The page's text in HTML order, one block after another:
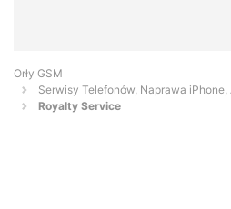
Orły GSM
Serwisy Telefonów, Naprawa
Royalty Service